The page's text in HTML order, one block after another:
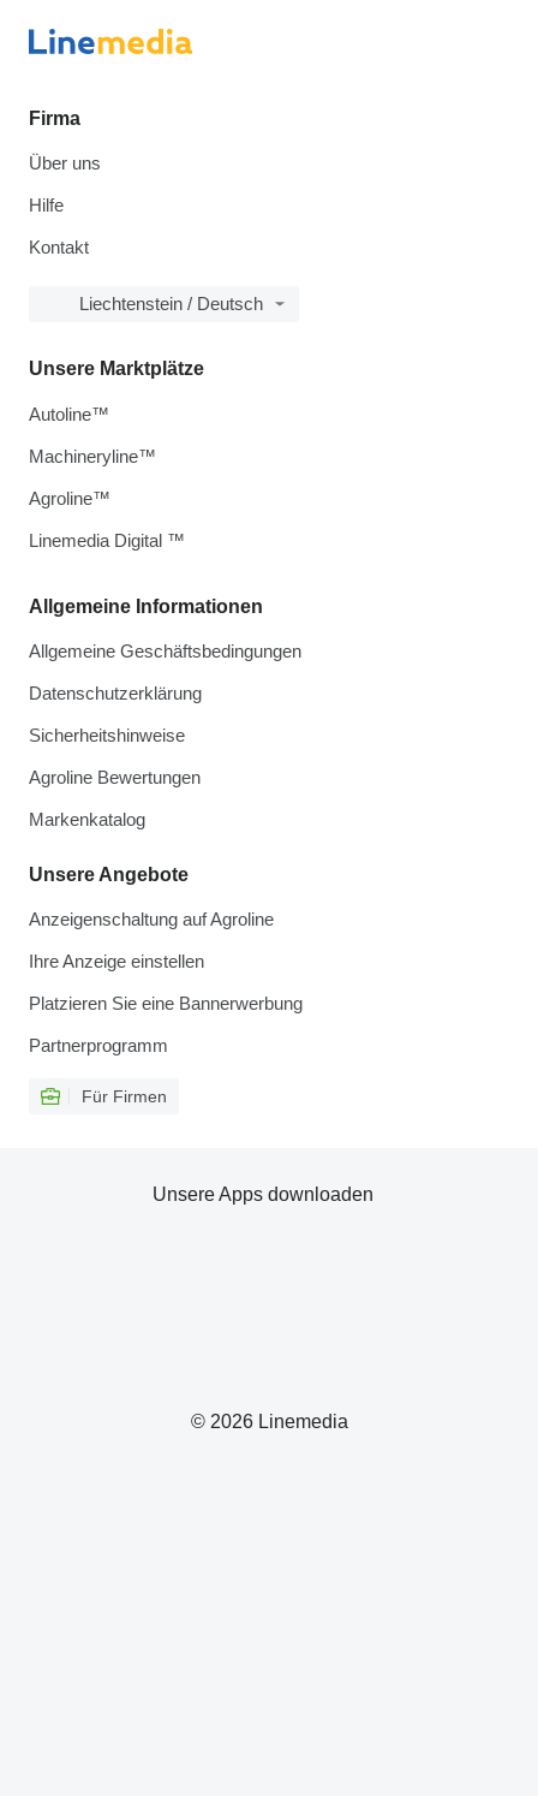
Firma
Über uns
Hilfe
Kontakt
Liechtenstein / Deutsch
Allgemeine Informationen
Allgemeine Geschäftsbedingungen
Datenschutzerklärung
Sicherheitshinweise
Agroline Bewertungen
Markenkatalog
Unsere Angebote
Anzeigenschaltung auf Agroline
Ihre Anzeige einstellen
Platzieren Sie eine Bannerwerbung
Partnerprogramm
Für Firmen
Unsere Marktplätze
Autoline™
Machineryline™
Agroline™
Linemedia Digital ™
© 2026 Linemedia
Unsere Apps downloaden